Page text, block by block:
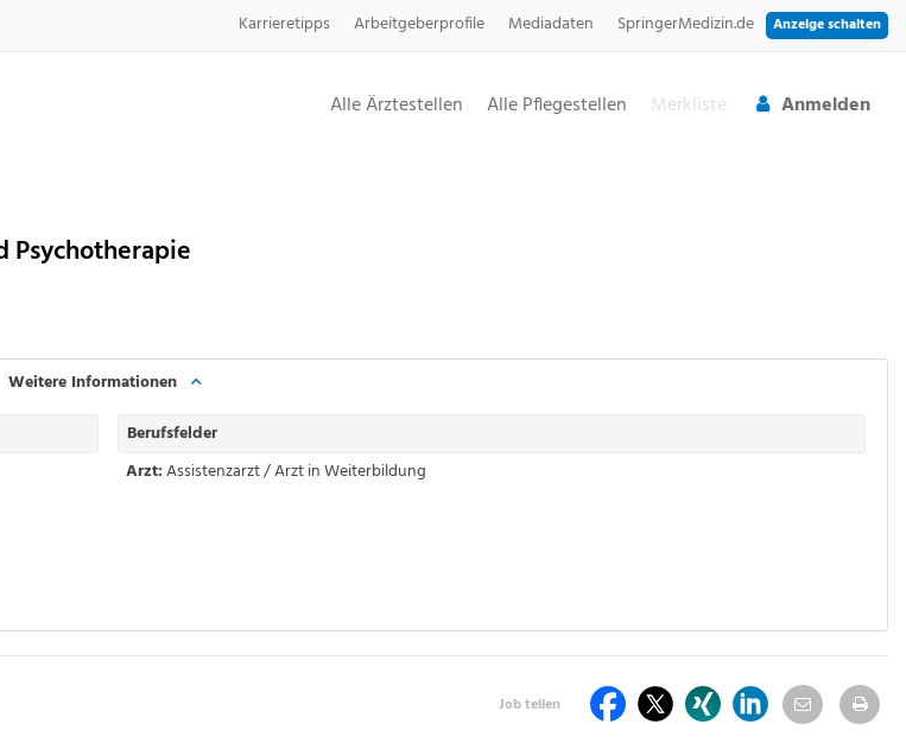
Anzeige schalten
Karrieretipps Arbeitgeberprofile Mediadaten SpringerMedizin.de
Anmelden
Alle Ärztestellen Alle Pflegestellen Merkliste
Weitere Informationen
Berufsfelder
Arzt:Assistenzarzt / Arzt in Weiterbildung
Job teilen teilen
Per
E-